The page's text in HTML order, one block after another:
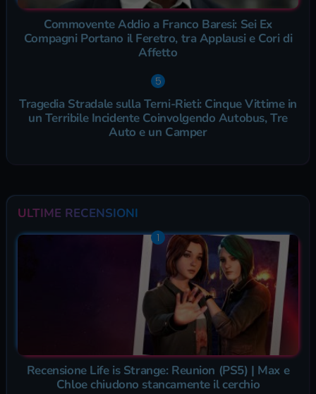
Commovente Addio a Franco Baresi: Sei Ex
Compagni Portano il Feretro, tra Applausi e Cori di
Affetto
Tragedia Stradale sulla Terni-Rieti: Cinque Vittime in
un Terribile Incidente Coinvolgendo Autobus, Tre
Auto e un Camper
ULTIME RECENSIONI
Recensione Life is Strange: Reunion (PS5) | Max e
Chloe chiudono stancamente il cerchio